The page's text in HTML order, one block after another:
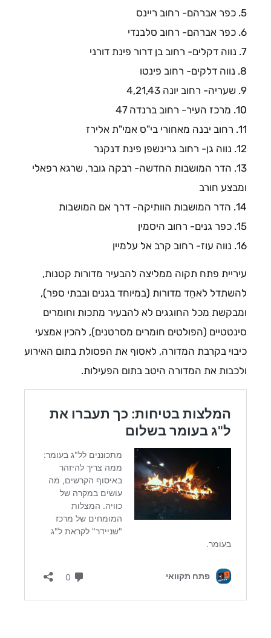
5. כפר אברהם- רחוב ריינס
6. כפר אברהם- רחוב סלבנדי
7. נווה דקלים- רחוב בן דרור פינת דורני
8. נווה דלקים- רחוב פינטו
9. שעריה- רחוב יונה 4,21,43
10. מרכז העיר- רחוב ברנדה 47
11. רחוב יבנה מאחורי בי"ס אמי"ת אלירז
12. נווה גן- רחוב גרינשפן פינת דנקנר
13. הדר המושבות החדשה- רבקה גובר, שרגא רפאלי
ומבצע חורב
14. הדר המושבות הוותיקה- דרך אם המושבות
15. כפר גנים- רחוב היסמין
16. נווה עוז- רחוב קרב אל עלמיין
עיריית פתח תקוה ממליצה להבעיר מדורות קטנות,
להשתדל לאחֵד מדורות (במיוחד בגנים ובבתי ספר),
ומבקשת מכל החוגגים לא להבעיר מתכות וחומרים
סינטטיים (הפולטים חומרים מסרטנים), להכין אמצעי
כיבוי בקרבת המדורה, לאסוף את הפסולת בתום האירוע
ולכבות את המדורה היטב בתום הפעילות.